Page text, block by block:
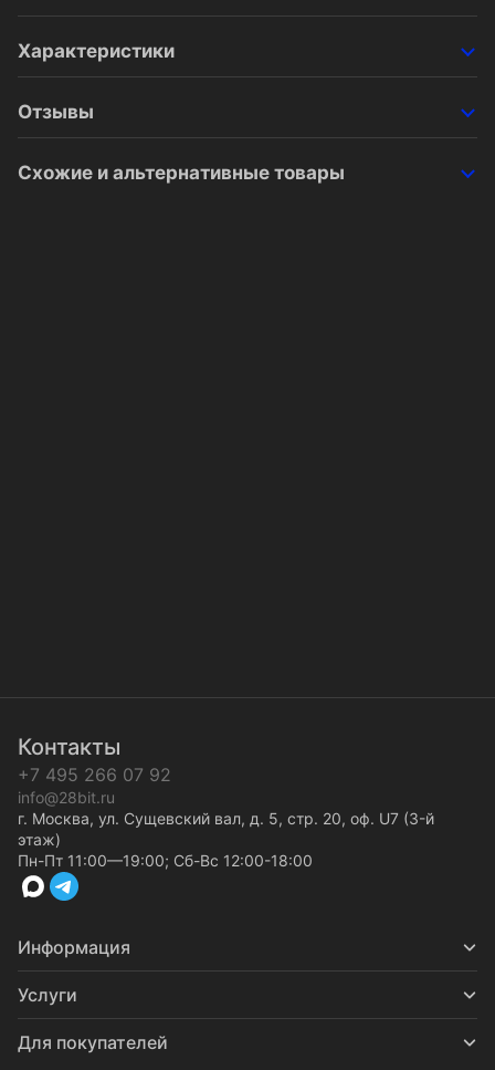
Характеристики
Отзывы
Схожие и альтернативные товары
Контакты
+7 495 266 07 92
info@28bit.ru
г. Москва, ул. Сущевский вал, д. 5, стр. 20, оф. U7 (3-й
этаж)
Пн-Пт 11:00—19:00; Сб-Вс 12:00-18:00
Информация
Услуги
Для покупателей